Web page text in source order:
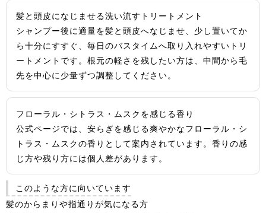
髪と頭皮になじませる洗い流すトリートメント
シャンプー後に適量を髪と頭皮へなじませ、少し置いてか
ら十分にすすぐ、毎日のバスタイムへ取り入れやすいトリ
ートメントです。根元の軽さを残したい方は、中間から毛
先を中心に少量ずつ調整してください。
フローラル・シトラス・ムスクを感じる香り
公式ページでは、安らぎを感じる爽やかなフローラル・シ
トラス・ムスクの香りとして案内されています。香りの感
じ方や残り方には個人差があります。
このような方に向いています
髪のからまりや指通りが気になる方